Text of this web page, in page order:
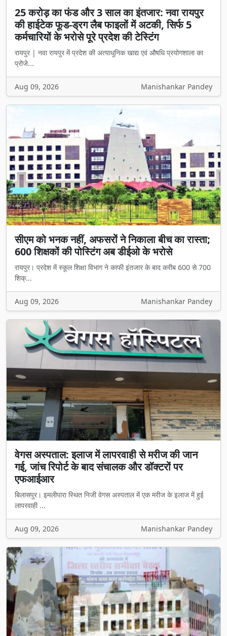
25 करोड़ का फंड और 3 साल का इंतजार: नवा रायपुर
की हाईटेक फूड-ड्रग लैब फाइलों में अटकी, सिर्फ 5
कर्मचारियों के भरोसे पूरे प्रदेश की टेस्टिंग
रायपुर | नवा रायपुर में प्रदेश की अत्याधुनिक खाद्य एवं औषधि प्रयोगशाला का
प्रोजे...
Aug 09, 2026 Manishankar Pandey
सीएम को भनक नहीं, अफसरों ने निकाला बीच का रास्ता;
600 शिक्षकों की पोस्टिंग अब डीईओ के भरोसे
रायपुर। प्रदेश में स्कूल शिक्षा विभाग ने काफी इंतजार के बाद करीब 600 से 700
शिक्...
Aug 09, 2026 Manishankar Pandey
वेगस अस्पताल: इलाज में लापरवाही से मरीज की जान
गई, जांच रिपोर्ट के बाद संचालक और डॉक्टरों पर
एफआईआर
बिलासपुर। इमलीपारा स्थित निजी वेगस अस्पताल में एक मरीज के इलाज में हुई
लापरवाही ...
Aug 09, 2026 Manishankar Pandey